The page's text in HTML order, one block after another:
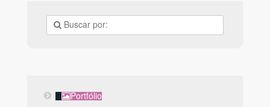
PortfólioPortfólio